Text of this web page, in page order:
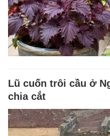
Lũ cuốn trôi cầu ở
chia cắt